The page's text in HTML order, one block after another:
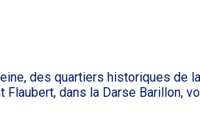
des quartiers historiques de
dans la Darse Barillon,